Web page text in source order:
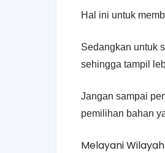
Hal ini untuk
Sedangkan untuk
sehingga tampil
Jangan sampai
pemilihan bahan
Melayani